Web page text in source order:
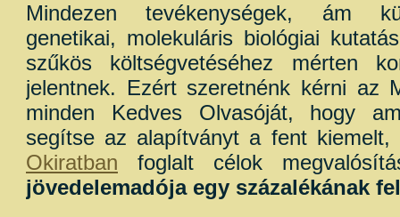
Mindezen tevékenységek, ám
genetikai, molekuláris biológiai
szűkös költségvetéséhez mérten
jelentnek. Ezért szeretnénk kérni az
minden Kedves Olvasóját, hogy
segítse az alapítványt a fent
Okiratban foglalt célok
jövedelemadója egy százalékának